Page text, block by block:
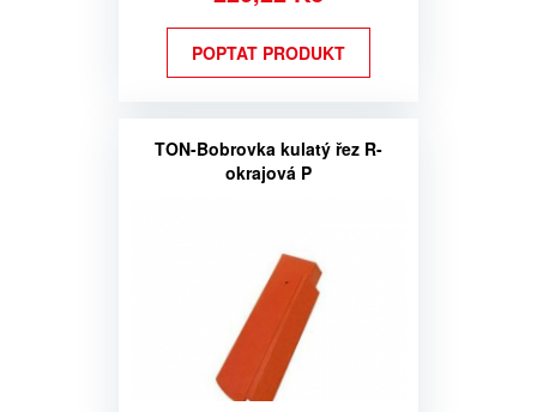
POPTAT PRODUKT
TON-Bobrovka kulatý řez R-
okrajová P